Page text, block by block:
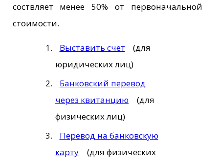
соствляет менее 50% от первоначальной
стоимости.
Выставить счет
(для
юридических лиц)
Банковский перевод
через квитанцию
(для
физических лиц)
Перевод на банковскую
карту
(для физических